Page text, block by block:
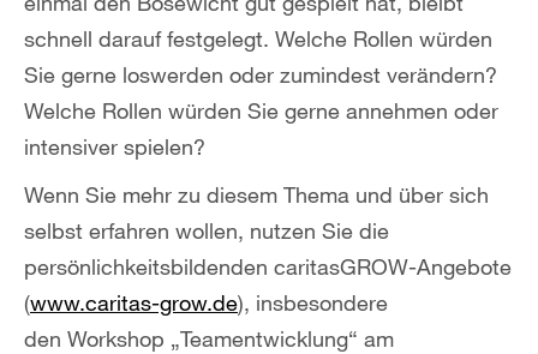
schnell darauf festgelegt. Welche Rollen würden
Sie gerne loswerden oder zumindest verändern?
Welche Rollen würden Sie gerne annehmen oder
intensiver spielen?
Wenn Sie mehr zu diesem Thema und über sich
selbst erfahren wollen, nutzen Sie die
persönlichkeitsbildenden caritasGROW-Angebote
(www.caritas-grow.de), insbesondere
den Workshop „Teamentwicklung“ am